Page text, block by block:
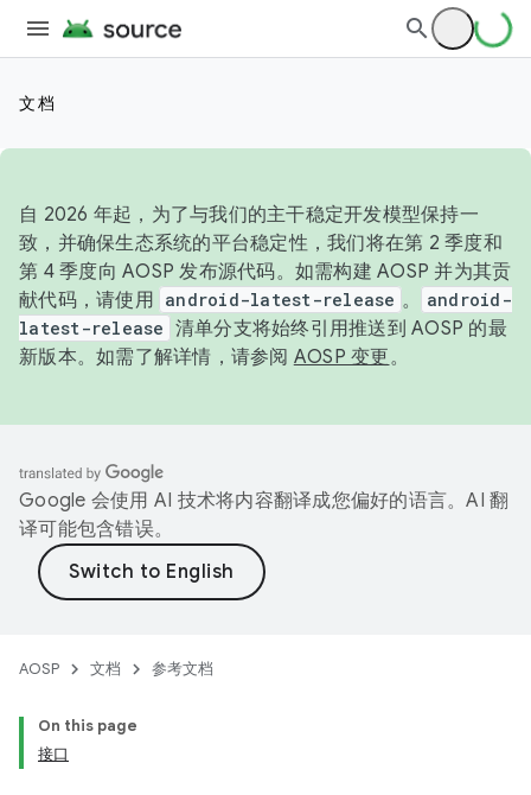
文档
自 2026 年起，为了与我们的主干稳定开发模型保持一
致，并确保生态系统的平台稳定性，我们将在第 2 季度和
第 4 季度向 AOSP 发布源代码。如需构建 AOSP 并为其贡
献代码，请使用 android-latest-release 。
android-
latest-release 清单分支将始终引用推送到 AOSP 的最
新版本。如需了解详情，请参阅 AOSP 变更。
Google 会使用 AI 技术将内容翻译成您偏好的语言。AI 翻
译可能包含错误。
AOSP 文档 参考文档
On this page
接口